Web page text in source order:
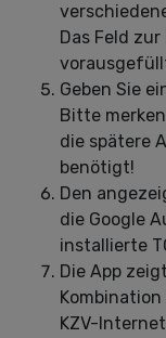
Das Feld
Geben Sie
Bitte
die spätere
benötigt!
Den
die Google
installierte
Die App
KZV-